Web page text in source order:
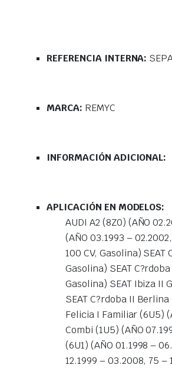
REFERENCIA INTERNA:
MARCA: REMYC
INFORMACIÓN ADICIONAL:
APLICACIÓN EN MODELOS:
AUDI A2 (8Z0) (AÑO
(AÑO 03.1993 –
100 CV, Gasolina)
Gasolina) SEAT
Gasolina) SEAT Ibiza II
SEAT C?rdoba II
Felicia I Familiar (6U5)
Combi (1U5) (AÑO
(6U1) (AÑO 01.1998 –
12.1999 – 03.2008, 75 –